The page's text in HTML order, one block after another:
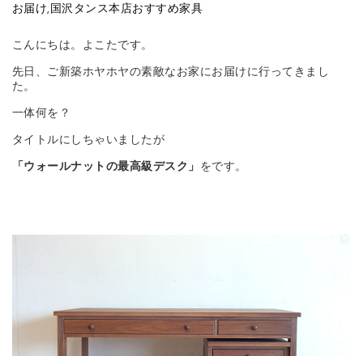
お届け, 国沢タンス本店おすすめ家具
こんにちは。よこたです。
先日、ご新築ホヤホヤの素敵なお家にお届けに行ってきまし
た。
一体何を？
タイトルにしちゃいましたが
「ウォールナットの最高級デスク」 をです。